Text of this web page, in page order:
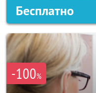
Бесплатно
-100%